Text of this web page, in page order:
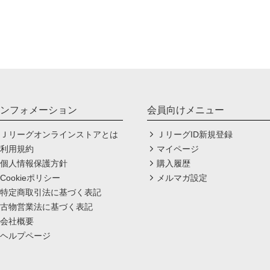
フォメーション
Ｊリーグオンラインストアとは
利用規約
個人情報保護方針
Cookieポリシー
特定商取引法に基づく表記
古物営業法に基づく表記
会社概要
ヘルプページ
会員向けメニュー
ＪリーグID新規登録
マイページ
購入履歴
メルマガ設定